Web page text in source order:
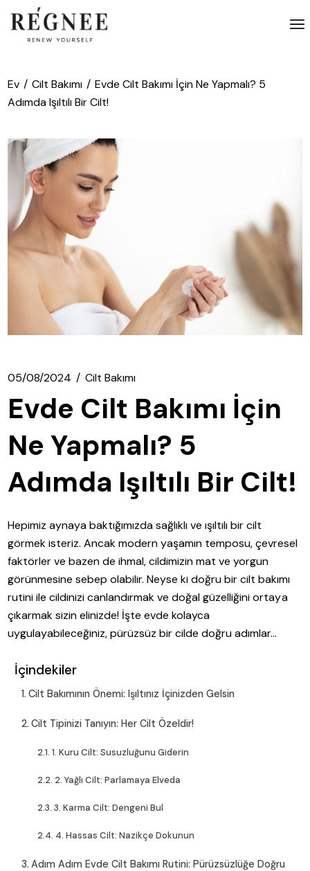
atla
Ev Cilt Bakımı
Evde Cilt Bakımı İçin Ne Yapmalı? 5
Adımda Işıltılı Bir Cilt!
05/08/2024 Cilt Bakımı
Evde Cilt Bakımı İçin
Ne Yapmalı? 5
Adımda Işıltılı Bir Cilt!
Hepimiz aynaya baktığımızda sağlıklı ve ışıltılı bir cilt
görmek isteriz. Ancak modern yaşamın temposu, çevresel
faktörler ve bazen de ihmal, cildimizin mat ve yorgun
görünmesine sebep olabilir. Neyse ki doğru bir cilt bakımı
rutini ile cildinizi canlandırmak ve doğal güzelliğini ortaya
çıkarmak sizin elinizde! İşte evde kolayca
uygulayabileceğiniz, pürüzsüz bir cilde doğru adımlar…
İçindekiler
Cilt Bakımının Önemi: Işıltınız İçinizden Gelsin
Cilt Tipinizi Tanıyın: Her Cilt Özeldir!
1. Kuru Cilt: Susuzluğunu Giderin
2. Yağlı Cilt: Parlamaya Elveda
3. Karma Cilt: Dengeni Bul
4. Hassas Cilt: Nazikçe Dokunun
Adım Adım Evde Cilt Bakımı Rutini: Pürüzsüzlüğe Doğru